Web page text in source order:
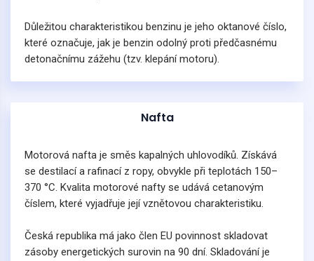
Důležitou charakteristikou benzinu je jeho oktanové číslo,
které označuje, jak je benzin odolný proti předčasnému
detonačnímu zážehu (tzv. klepání motoru).
Nafta
Motorová nafta je směs kapalných uhlovodíků. Získává
se destilací a rafinací z ropy, obvykle při teplotách 150–
370 °C. Kvalita motorové nafty se udává cetanovým
číslem, které vyjadřuje její vznětovou charakteristiku.
Česká republika má jako člen EU povinnost skladovat
zásoby energetických surovin na 90 dní. Skladování je